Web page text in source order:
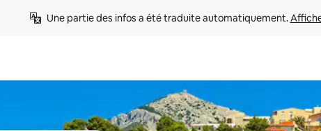
Une partie des infos a été traduite automatiquement.